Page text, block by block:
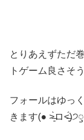
とりあえずただ
トゲーム良さそう
フォールはゆっ
きます(● ˃̶͈̀ロ